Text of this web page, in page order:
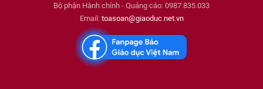
Bộ phận Hành chính - Quảng cáo: 0987.835.033
Email: toasoan@giaoduc.net.vn